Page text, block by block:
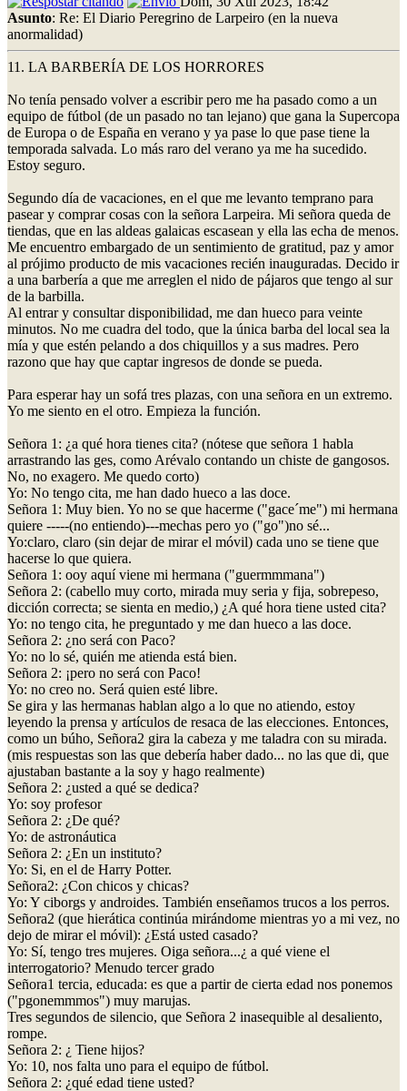
Asunto: Re: El Diario Peregrino de Larpeiro (en la nueva
anormalidad)
11. LA BARBERÍA DE LOS HORRORES
No tenía pensado volver a escribir pero me ha pasado como a un
equipo de fútbol (de un pasado no tan lejano) que gana la Supercopa
de Europa o de España en verano y ya pase lo que pase tiene la
temporada salvada. Lo más raro del verano ya me ha sucedido.
Estoy seguro.
Segundo día de vacaciones, en el que me levanto temprano para
pasear y comprar cosas con la señora Larpeira. Mi señora queda de
tiendas, que en las aldeas galaicas escasean y ella las echa de menos.
Me encuentro embargado de un sentimiento de gratitud, paz y amor
al prójimo producto de mis vacaciones recién inauguradas. Decido ir
a una barbería a que me arreglen el nido de pájaros que tengo al sur
de la barbilla.
Al entrar y consultar disponibilidad, me dan hueco para veinte
minutos. No me cuadra del todo, que la única barba del local sea la
mía y que estén pelando a dos chiquillos y a sus madres. Pero
razono que hay que captar ingresos de donde se pueda.
Para esperar hay un sofá tres plazas, con una señora en un extremo.
Yo me siento en el otro. Empieza la función.
Señora 1: ¿a qué hora tienes cita? (nótese que señora 1 habla
arrastrando las ges, como Arévalo contando un chiste de gangosos.
No, no exagero. Me quedo corto)
Yo: No tengo cita, me han dado hueco a las doce.
Señora 1: Muy bien. Yo no se que hacerme ("gace´me") mi hermana
quiere -----(no entiendo)---mechas pero yo ("go")no sé...
Yo:claro, claro (sin dejar de mirar el móvil) cada uno se tiene que
hacerse lo que quiera.
Señora 1: ooy aquí viene mi hermana ("guermmmana")
Señora 2: (cabello muy corto, mirada muy seria y fija, sobrepeso,
dicción correcta; se sienta en medio,) ¿A qué hora tiene usted cita?
Yo: no tengo cita, he preguntado y me dan hueco a las doce.
Señora 2: ¿no será con Paco?
Yo: no lo sé, quién me atienda está bien.
Señora 2: ¡pero no será con Paco!
Yo: no creo no. Será quien esté libre.
Se gira y las hermanas hablan algo a lo que no atiendo, estoy
leyendo la prensa y artículos de resaca de las elecciones. Entonces,
como un búho, Señora2 gira la cabeza y me taladra con su mirada.
(mis respuestas son las que debería haber dado... no las que di, que
ajustaban bastante a la soy y hago realmente)
Señora 2: ¿usted a qué se dedica?
Yo: soy profesor
Señora 2: ¿De qué?
Yo: de astronáutica
Señora 2: ¿En un instituto?
Yo: Si, en el de Harry Potter.
Señora2: ¿Con chicos y chicas?
Yo: Y ciborgs y androides. También enseñamos trucos a los perros.
Señora2 (que hierática continúa mirándome mientras yo a mi vez, no
dejo de mirar el móvil): ¿Está usted casado?
Yo: Sí, tengo tres mujeres. Oiga señora...¿ a qué viene el
interrogatorio? Menudo tercer grado
Señora1 tercia, educada: es que a partir de cierta edad nos ponemos
("pgonemmmos") muy marujas.
Tres segundos de silencio, que Señora 2 inasequible al desaliento,
rompe.
Señora 2: ¿ Tiene hijos?
Yo: 10, nos falta uno para el equipo de fútbol.
Señora 2: ¿qué edad tiene usted?